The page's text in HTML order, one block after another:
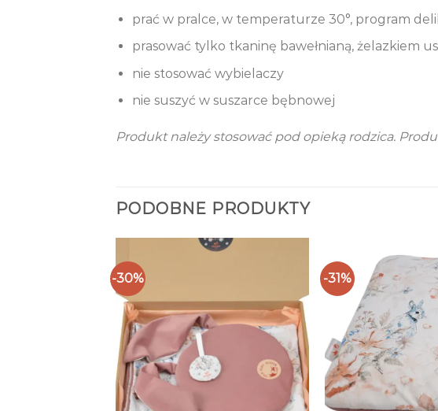
prać w pralce, w temperaturze 30°, program
prasować tylko tkaninę bawełnianą, żelazkiem
nie stosować wybielaczy
nie suszyć w suszarce bębnowej
Produkt należy stosować pod opieką rodzica.
PODOBNE PRODUKTY
-30% -31%